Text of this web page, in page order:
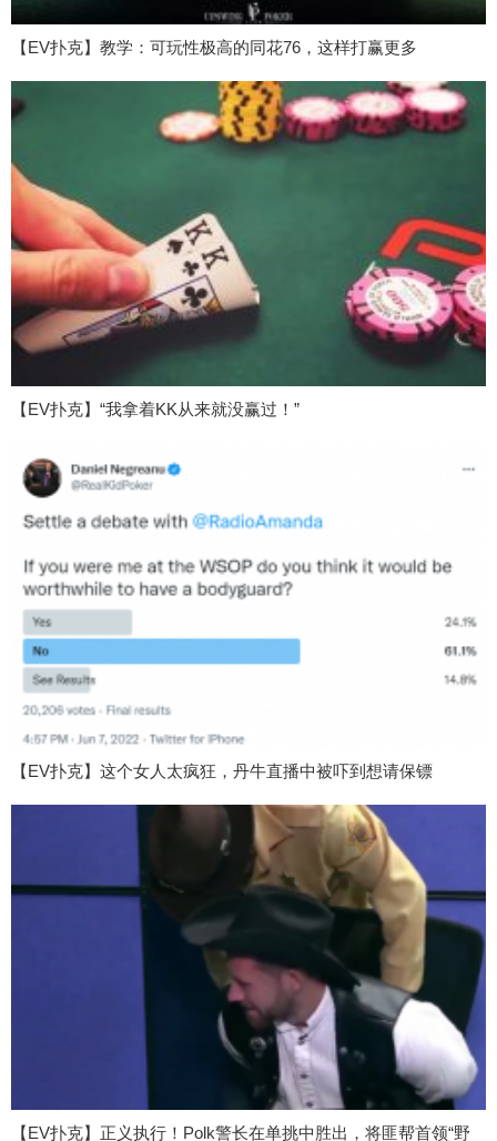
【EV扑克】教学：可玩性极高的同花76，这样打赢更多
【EV扑克】“我拿着KK从来就没赢过！”
【EV扑克】这个女人太疯狂，丹牛直播中被吓到想请保镖
【EV扑克】正义执行！Polk警长在单挑中胜出，将匪帮首领“野